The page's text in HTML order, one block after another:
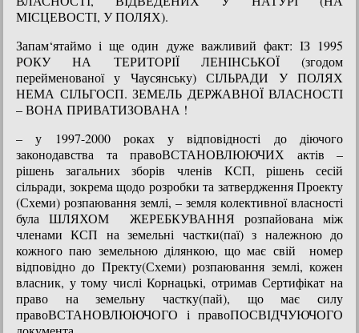
МІСЦЕВОСТІ, У ПОЛЯХ).
Запам‘ятаймо і ще один дуже важливий факт: ІЗ 1995
РОКУ НА ТЕРИТОРІЇ ЛЕНІНСЬКОЇ (згодом
перейменованої у Чаусянську) СІЛЬРАДИ У ПОЛЯХ
НЕМА СІЛЬГОСП. ЗЕМЕЛЬ ДЕРЖАВНОЇ ВЛАСНОСТІ
– ВОНА ПРИВАТИЗОВАНА !
– у 1997-2000 роках у відповідності до діючого
законодавства та правоВСТАНОВЛЮЮЧИХ актів –
рішень загальних зборів членів КСП, рішень сесій
сільради, зокрема щодо розробки та затвердження Проекту
(Схеми) розпаювання землі, – земля колективної власності
була ШЛЯХОМ ЖЕРЕБКУВАННЯ розпайована між
членами КСП на земельні частки(паї) з належною до
кожного паю земельною ділянкою, що має свій номер
відповідно до Пректу(Схеми) розпаювання землі, кожен
власник, у тому числі Корнацькі, отримав Сертифікат на
право на земельну частку(пай), що має силу
правоВСТАНОВЛЮЮЧОГО і правоПОСВІДЧУЮЧОГО